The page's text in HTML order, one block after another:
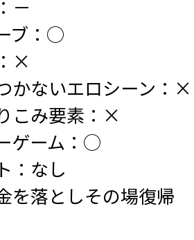
－
ブ：○
×
かないエロシーン：×
こみ要素：×
ゲーム：○
：なし
を落としその場復帰